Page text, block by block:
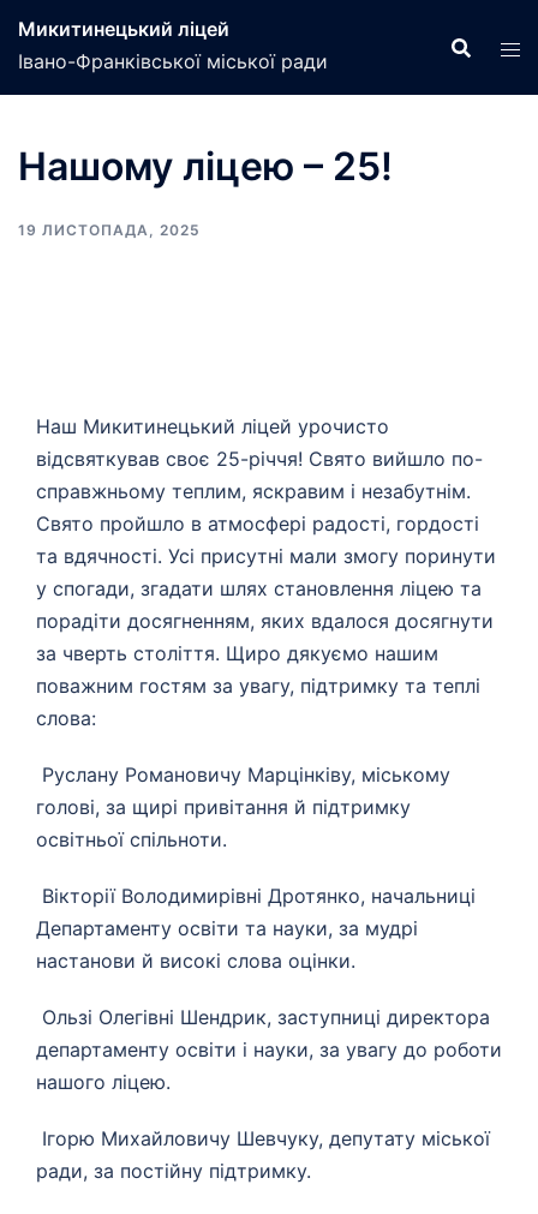
Микитинецький ліцей
Івано-Франківської міської ради
Нашому ліцею – 25!
19 ЛИСТОПАДА, 2025
Наш Микитинецький ліцей урочисто
відсвяткував своє 25-річчя! Свято вийшло по-
справжньому теплим, яскравим і незабутнім.
Свято пройшло в атмосфері радості, гордості
та вдячності. Усі присутні мали змогу поринути
у спогади, згадати шлях становлення ліцею та
порадіти досягненням, яких вдалося досягнути
за чверть століття. Щиро дякуємо нашим
поважним гостям за увагу, підтримку та теплі
слова:
Руслану Романовичу Марцінківу, міському
голові, за щирі привітання й підтримку
освітньої спільноти.
Вікторії Володимирівні Дротянко, начальниці
Департаменту освіти та науки, за мудрі
настанови й високі слова оцінки.
Ользі Олегівні Шендрик, заступниці директора
департаменту освіти і науки, за увагу до роботи
нашого ліцею.
Ігорю Михайловичу Шевчуку, депутату міської
ради, за постійну підтримку.